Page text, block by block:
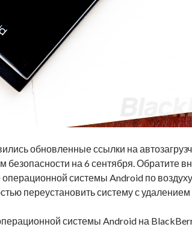
обновленные ссылки на
безопасности на 6 сентября. Обратите
системы Android по
переустановить систему с
системы Android на